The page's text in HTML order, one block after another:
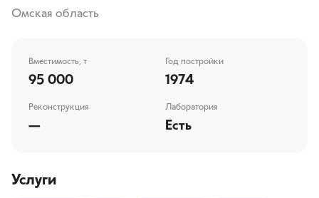
Омская область
Вместимость, т
95 000
Год постройки
1974
Реконструкция
—
Лаборатория
Есть
Услуги